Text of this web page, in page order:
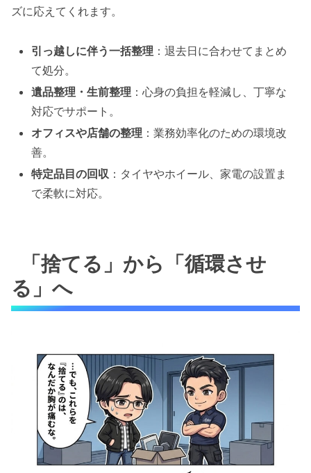
ズに応えてくれます。
引っ越しに伴う一括整理 ：退去日に合わせてまとめ
て処分。
遺品整理・生前整理 ：心身の負担を軽減し、丁寧な
対応でサポート。
オフィスや店舗の整理 ：業務効率化のための環境改
善。
特定品目の回収 ：タイヤやホイール、家電の設置ま
で柔軟に対応。
「捨てる」から「循環させ
る」へ